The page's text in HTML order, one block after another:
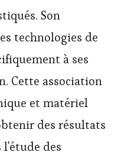
Son
technologies de
à ses
Cette association
et matériel
des résultats
l'étude des